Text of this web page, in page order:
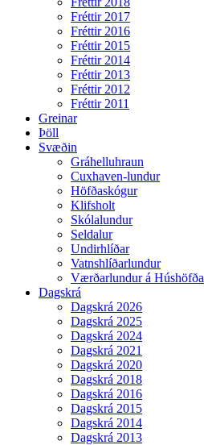
Fréttir 2017
Fréttir 2016
Fréttir 2015
Fréttir 2014
Fréttir 2013
Fréttir 2012
Fréttir 2011
Greinar
Þöll
Svæðin
Gráhelluhraun
Cuxhaven-lundur
Höfðaskógur
Klifsholt
Skólalundur
Seldalur
Undirhlíðar
Vatnshlíðarlundur
Værðarlundur á Húshöfða
Dagskrá
Dagskrá 2026
Dagskrá 2025
Dagskrá 2024
Dagskrá 2021
Dagskrá 2020
Dagskrá 2018
Dagskrá 2016
Dagskrá 2015
Dagskrá 2014
Dagskrá 2013